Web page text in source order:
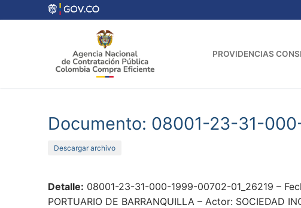
al
PROVIDENCIAS
Documento: 08001-23-31-
Descargar archivo
Detalle: 08001-23-31-000-1999-00702-01_26219 –
PORTUARIO DE BARRANQUILLA – Actor: SOCIEDAD